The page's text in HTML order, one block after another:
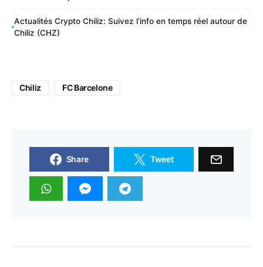
Actualités Crypto Chiliz: Suivez l’info en temps réel autour de
Chiliz (CHZ)
Chiliz FC Barcelone
Share Tweet